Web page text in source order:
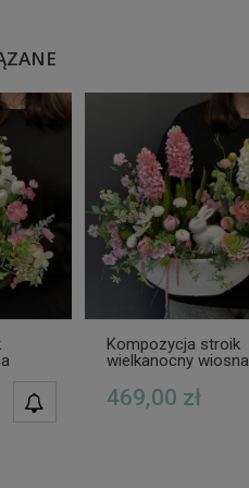
POWIADOM O
DOSTĘPNOŚCI
Kompozycja stroik
wielkanocny wiosna
469,00 zł